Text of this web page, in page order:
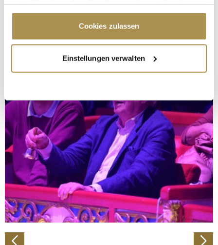
Cookie-Erklärung oder durch Klicken auf das Privacy
Trigger Symbol ändern oder widerrufen
Informationen über Ihre geografische Lage
erfassen, welche bis auf einige Meter genau sein
bestimmten Merkmalen (Fingerprinting) identifizieren
Erfahren Sie mehr darüber, wie Ihre persönlichen Daten
verarbeitet werden, und legen Sie Ihre Präferenzen im
Abschnitt Einzelheitenfest.
Wir verwenden Cookies, um Inhalte und Anzeigen zu
personalisieren, Funktionen für soziale Medien anbieten
zu können und die Zugriffe auf unsere Website zu
analysieren. Außerdem geben wir Informationen zu Ihrer
Verwendung unserer Website an unsere Partner für
Partner führen diese Informationen möglicherweise mit
Cookies zulassen
Einstellungen verwalten